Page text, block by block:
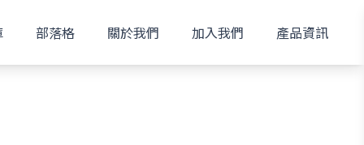
部落格 關於我們 加入我們 產品資訊